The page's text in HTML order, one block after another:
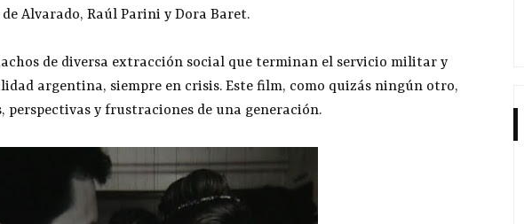
Alvarado, Raúl Parini y Dora Baret.
de diversa extracción social que terminan el servicio militar y
argentina, siempre en crisis. Este film, como quizás ningún otro,
perspectivas y frustraciones de una generación.